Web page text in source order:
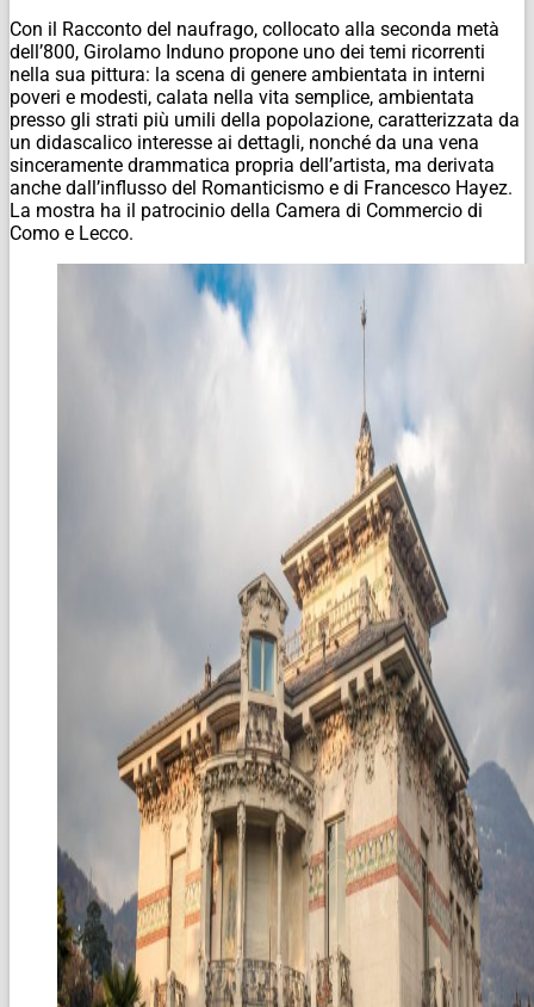
Con il Racconto del naufrago, collocato alla seconda metà
dell’800, Girolamo Induno propone uno dei temi ricorrenti
nella sua pittura: la scena di genere ambientata in interni
poveri e modesti, calata nella vita semplice, ambientata
presso gli strati più umili della popolazione, caratterizzata da
un didascalico interesse ai dettagli, nonché da una vena
sinceramente drammatica propria dell’artista, ma derivata
anche dall’influsso del Romanticismo e di Francesco Hayez.
La mostra ha il patrocinio della Camera di Commercio di
Como e Lecco.